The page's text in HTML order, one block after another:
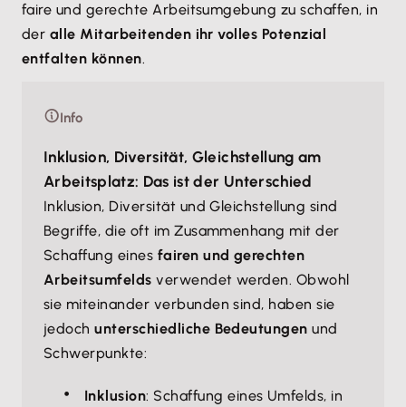
faire und gerechte Arbeitsumgebung zu schaffen, in
der alle Mitarbeitenden ihr volles Potenzial
entfalten können.
Info
Inklusion, Diversität, Gleichstellung am
Arbeitsplatz: Das ist der Unterschied
Inklusion, Diversität und Gleichstellung sind
Begriffe, die oft im Zusammenhang mit der
Schaffung eines fairen und gerechten
Arbeitsumfelds verwendet werden. Obwohl
sie miteinander verbunden sind, haben sie
jedochunterschiedliche Bedeutungen und
Schwerpunkte:
Inklusion: Schaffung eines Umfelds, in